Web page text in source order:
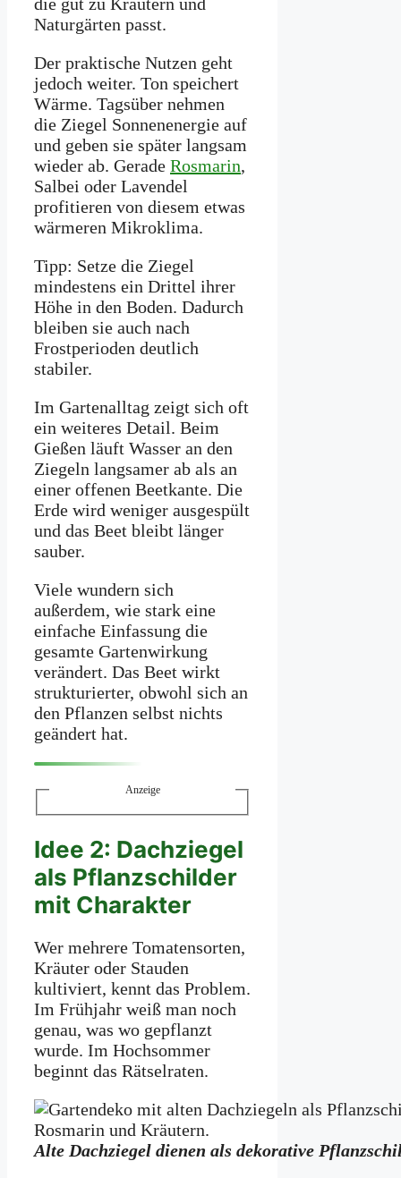
Naturgärten passt.
Der praktische Nutzen geht
jedoch weiter. Ton speichert
Wärme. Tagsüber nehmen
die Ziegel Sonnenenergie auf
und geben sie später langsam
wieder ab. Gerade Rosmarin,
Salbei oder Lavendel
profitieren von diesem etwas
wärmeren Mikroklima.
Tipp: Setze die Ziegel
mindestens ein Drittel ihrer
Höhe in den Boden. Dadurch
bleiben sie auch nach
Frostperioden deutlich
stabiler.
Im Gartenalltag zeigt sich oft
ein weiteres Detail. Beim
Gießen läuft Wasser an den
Ziegeln langsamer ab als an
einer offenen Beetkante. Die
Erde wird weniger ausgespült
und das Beet bleibt länger
sauber.
Viele wundern sich
außerdem, wie stark eine
einfache Einfassung die
gesamte Gartenwirkung
verändert. Das Beet wirkt
strukturierter, obwohl sich an
den Pflanzen selbst nichts
geändert hat.
Anzeige
Idee 2: Dachziegel
als Pflanzschilder
mit Charakter
Wer mehrere Tomatensorten,
Kräuter oder Stauden
kultiviert, kennt das Problem.
Im Frühjahr weiß man noch
genau, was wo gepflanzt
wurde. Im Hochsommer
beginnt das Rätselraten.
Alte Dachziegel dienen als dekorative